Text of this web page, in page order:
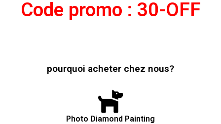
Code promo : 30-OFF
pourquoi acheter chez nous?
Photo Diamond Painting